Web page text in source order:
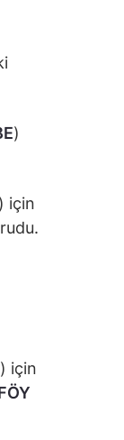
)
için
) için